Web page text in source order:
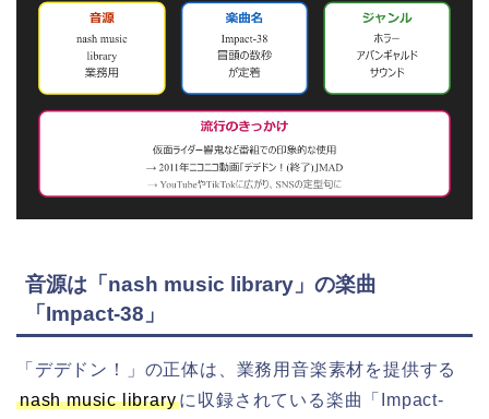
音源は「nash music library」の楽曲
「Impact-38」
「デデドン！」の正体は、業務用音楽素材を提供する
nash music library に収録されている楽曲「Impact-